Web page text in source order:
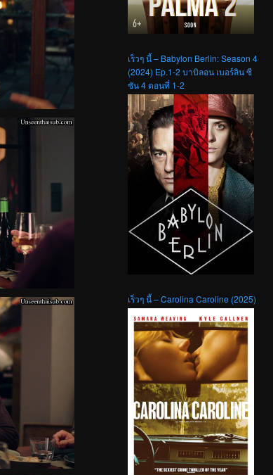
เร็วๆ นี้ – Babylon Berlin: Season 4
(2024) Ep.1-2 บาบิลอน เบอร์ลิน ซี
ซัน 4 ตอนที่ 1-2
เร็วๆ นี้ – Carolina Caroline (2025)